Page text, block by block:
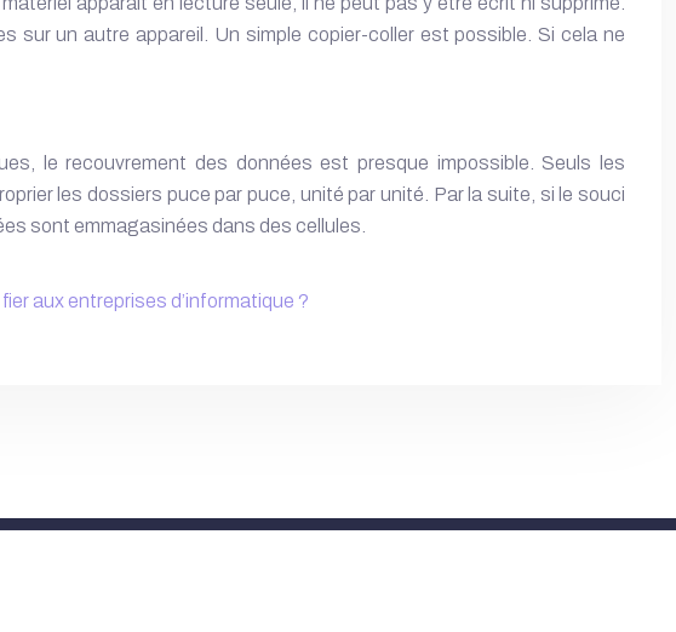
sur un autre appareil. Un simple copier-coller est possible. Si cela ne
le recouvrement des données est presque impossible. Seuls les
les dossiers puce par puce, unité par unité. Par la suite, si le souci
sont emmagasinées dans des cellules.
aux entreprises d’informatique ?